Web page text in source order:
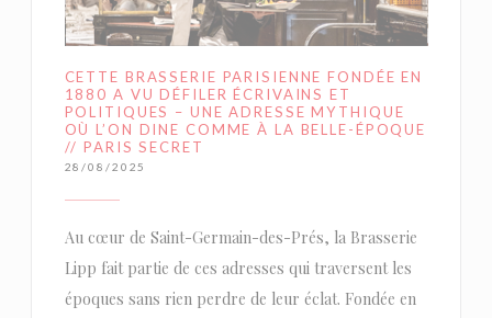
CETTE BRASSERIE PARISIENNE FONDÉE EN
1880 A VU DÉFILER ÉCRIVAINS ET
POLITIQUES – UNE ADRESSE MYTHIQUE
OÙ L’ON DINE COMME À LA BELLE-ÉPOQUE
// PARIS SECRET
28/08/2025
Au cœur de Saint-Germain-des-Prés, la Brasserie
Lipp fait partie de ces adresses qui traversent les
époques sans rien perdre de leur éclat. Fondée en